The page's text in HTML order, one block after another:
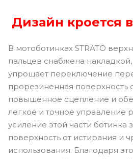
Дизайн кроется
В мотоботинках STRATO
пальцев снабжена
упрощает переключение
прорезиненная поверхность
повышенное сцепление и
легкое и точное управление
усиление этой части ботинка
поверхность от истирания и
использования. Благодаря